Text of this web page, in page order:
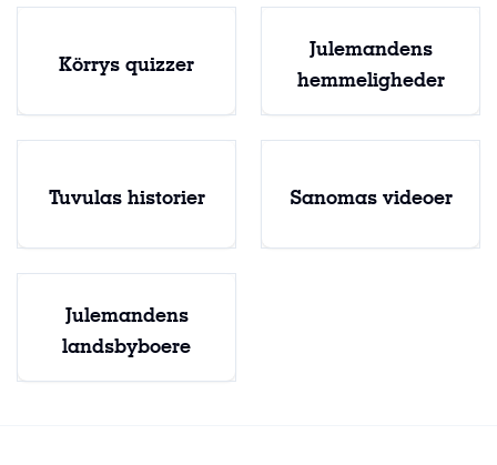
Körrys quizzer
Julemandens
hemmeligheder
Tuvulas historier Sanomas videoer
Julemandens
landsbyboere